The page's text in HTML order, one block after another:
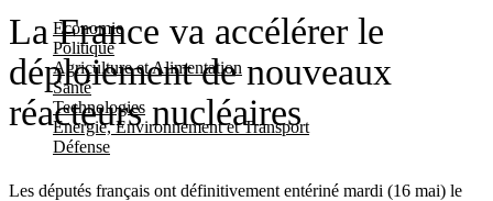
Economie
Politique
Agriculture et Alimentation
Santé
Technologies
Energie, Environnement et Transport
Défense
La France va accélérer le
déploiement de nouveaux
réacteurs nucléaires
Les députés français ont définitivement entériné mardi (16 mai) le